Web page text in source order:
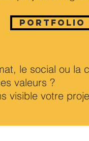
Portfolio
le social ou la
valeurs ?
visible votre